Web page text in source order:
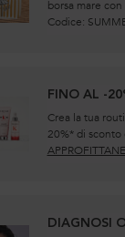
borsa mare
Codice:
FINO AL -
Crea la tua
20%* di sconto
DIAGNOSI